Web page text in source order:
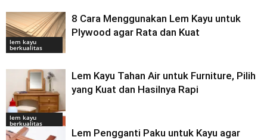
lem kayu
berkualitas
8 Cara Menggunakan Lem Kayu untuk
Plywood agar Rata dan Kuat
lem kayu
berkualitas
Lem Kayu Tahan Air untuk Furniture, Pilih
yang Kuat dan Hasilnya Rapi
Lem Pengganti Paku untuk Kayu agar